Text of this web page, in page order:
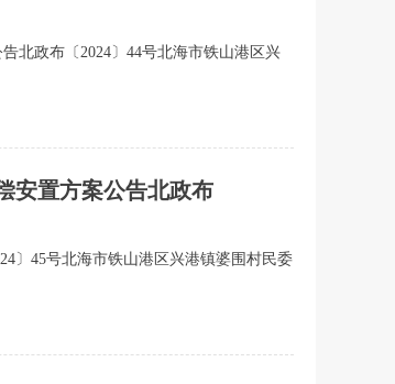
北政布〔2024〕44号北海市铁山港区兴
安置方案公告北政布
〕45号北海市铁山港区兴港镇婆围村民委